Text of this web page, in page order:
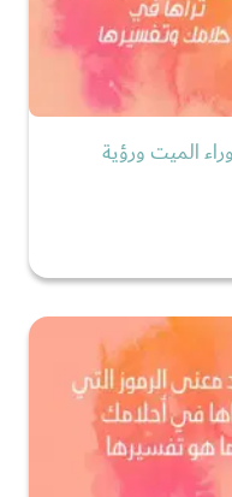
الميت ورؤية